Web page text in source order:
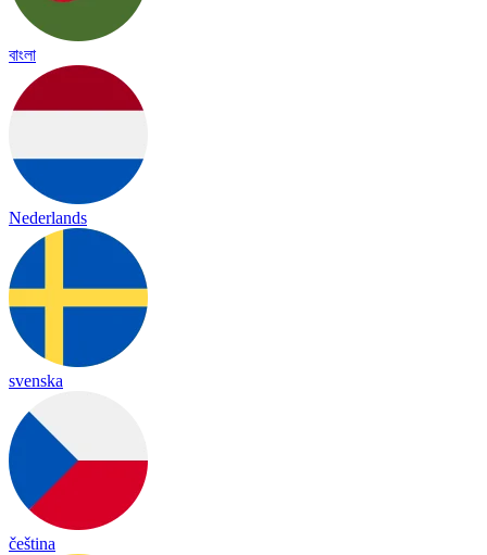
বাংলা
Nederlands
svenska
čeština